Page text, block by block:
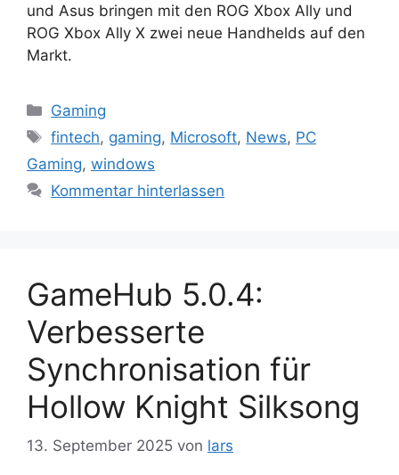
und Asus bringen mit den ROG Xbox Ally und
ROG Xbox Ally X zwei neue Handhelds auf den
Markt.
Kategorien
Gaming
Schlagwörter
fintech, gaming, Microsoft, News, PC
Gaming, windows
Kommentar hinterlassen
GameHub 5.0.4:
Verbesserte
Synchronisation für
Hollow Knight Silksong
13. September 2025 von lars